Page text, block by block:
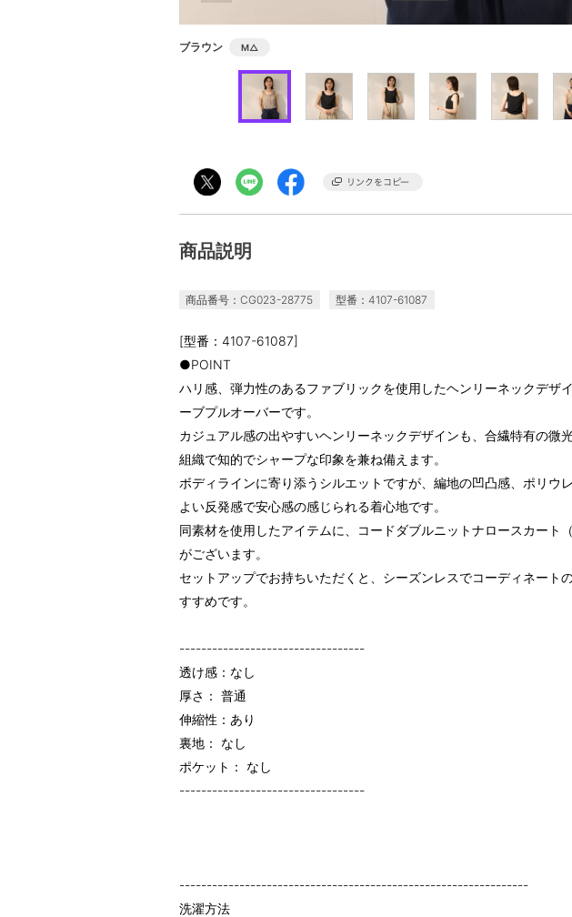
ブラウン M△
商品説明
商品番号：CG023-28775 型番：4107-61087
[型番：4107-61087]
●POINT
ハリ感、弾力性のあるファブリックを使用したヘンリーネックデザ
ーブプルオーバーです。
カジュアル感の出やすいヘンリーネックデザインも、合繊特有の微
組織で知的でシャープな印象を兼ね備えます。
ボディラインに寄り添うシルエットですが、編地の凹凸感、ポリウ
よい反発感で安心感の感じられる着心地です。
同素材を使用したアイテムに、コードダブルニットナロースカート（
がございます。
セットアップでお持ちいただくと、シーズンレスでコーディネート
すすめです。
----------------------------------
透け感：なし
厚さ： 普通
伸縮性：あり
裏地： なし
ポケット： なし
----------------------------------
----------------------------------------------------------------
洗濯方法